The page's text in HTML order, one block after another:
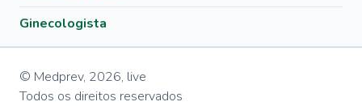
Ginecologista
© Medprev, 2026, live
Todos os direitos reservados